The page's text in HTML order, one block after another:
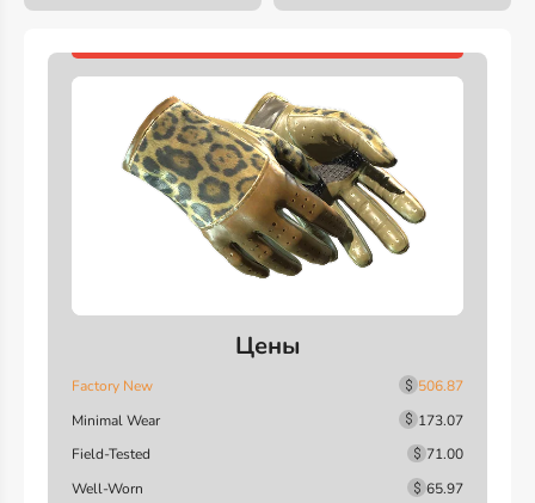
Цены
Factory New
506.87
Minimal Wear
173.07
Field-Tested
71.00
Well-Worn
65.97